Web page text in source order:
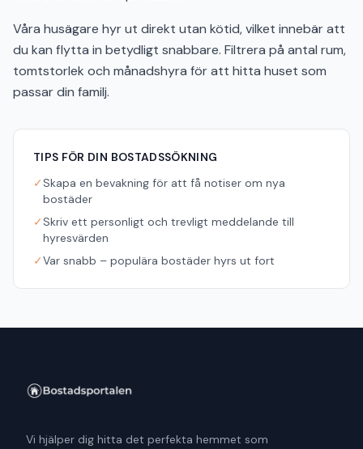
Våra husägare hyr ut direkt utan kötid, vilket innebär att
du kan flytta in betydligt snabbare. Filtrera på antal rum,
tomtstorlek och månadshyra för att hitta huset som
passar din familj.
TIPS FÖR DIN BOSTADSSÖKNING
✓Skapa en bevakning för att få notiser om nya
bostäder
✓Skriv ett personligt och trevligt meddelande till
hyresvärden
✓Var snabb – populära bostäder hyrs ut fort
Vi hjälper dig hitta det perfekta hemmet som